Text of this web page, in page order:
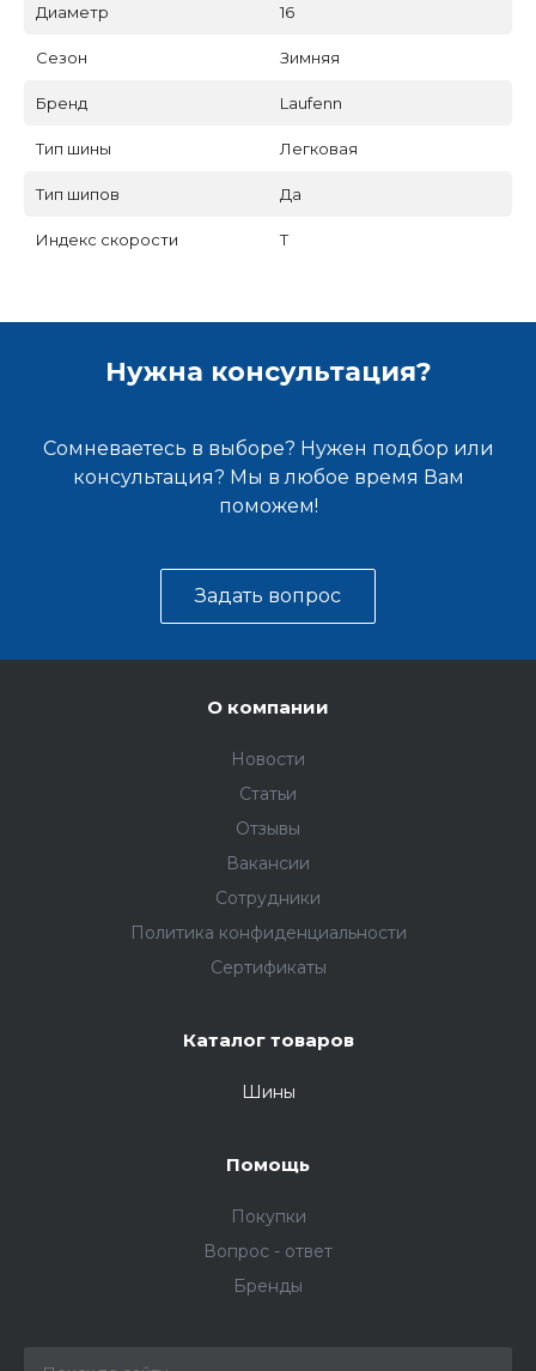
Диаметр 16
Сезон Зимняя
Бренд Laufenn
Тип шины Легковая
Тип шипов Да
Индекс скорости T
Нужна консультация?
Сомневаетесь в выборе? Нужен подбор или
консультация? Мы в любое время Вам
поможем!
Задать вопрос
О компании
Новости
Статьи
Отзывы
Вакансии
Сотрудники
Политика конфиденциальности
Сертификаты
Каталог товаров
Шины
Помощь
Покупки
Вопрос - ответ
Бренды